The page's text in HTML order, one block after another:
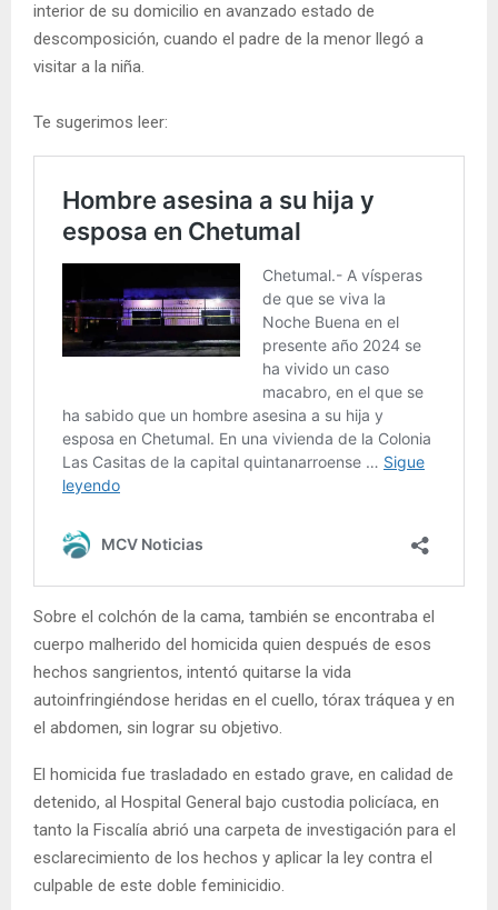
interior de su domicilio en avanzado estado de
descomposición, cuando el padre de la menor llegó a
visitar a la niña.
Te sugerimos leer:
Sobre el colchón de la cama, también se encontraba el
cuerpo malherido del homicida quien después de esos
hechos sangrientos, intentó quitarse la vida
autoinfringiéndose heridas en el cuello, tórax tráquea y en
el abdomen, sin lograr su objetivo.
El homicida fue trasladado en estado grave, en calidad de
detenido, al Hospital General bajo custodia policíaca, en
tanto la Fiscalía abrió una carpeta de investigación para el
esclarecimiento de los hechos y aplicar la ley contra el
culpable de este doble feminicidio.